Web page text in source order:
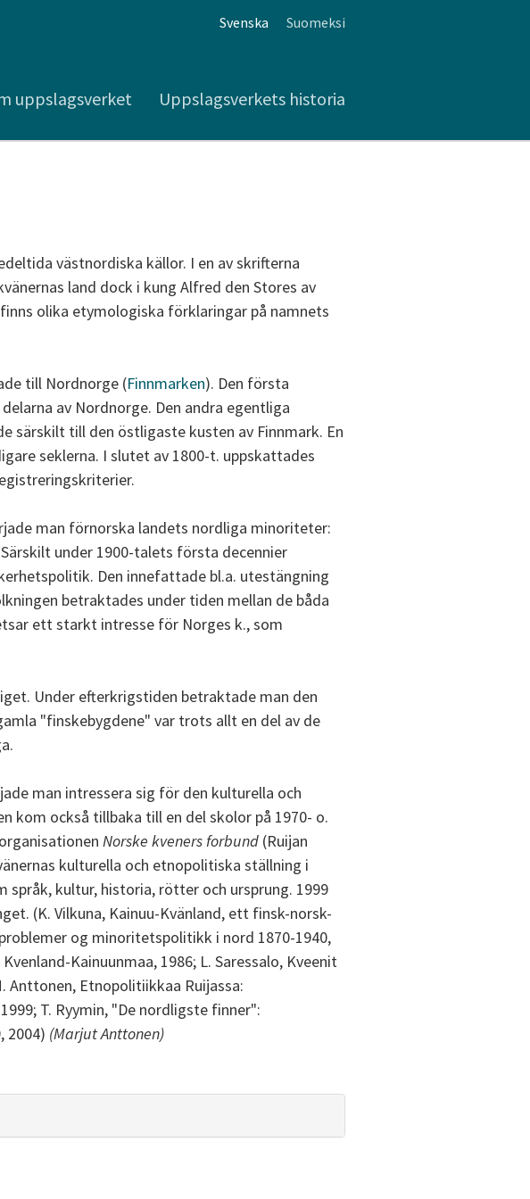
Svenska Suomeksi
uppslagsverket Uppslagsverkets historia
västnordiska källor. I en av skrifterna
land dock i kung Alfred den Stores av
olika etymologiska förklaringar på namnets
till Nordnorge (Finnmarken). Den första
av Nordnorge. Den andra egentliga
särskilt till den östligaste kusten av Finnmark. En
seklerna. I slutet av 1800-t. uppskattades
man förnorska landets nordliga minoriteter:
under 1900-talets första decennier
Den innefattade bl.a. utestängning
betraktades under tiden mellan de båda
ett starkt intresse för Norges k., som
Under efterkrigstiden betraktade man den
"finskebygdene" var trots allt en del av de
man intressera sig för den kulturella och
kom också tillbaka till en del skolor på 1970- o.
Norske kveners forbund (Ruijan
kulturella och etnopolitiska ställning i
kultur, historia, rötter och ursprung. 1999
(K. Vilkuna, Kainuu-Kvänland, ett finsk-norsk-
og minoritetspolitikk i nord 1870-1940,
Kainuunmaa, 1986; L. Saressalo, Kveenit
Anttonen, Etnopolitiikkaa Ruijassa:
T. Ryymin, "De nordligste finner":
2004) (Marjut Anttonen)